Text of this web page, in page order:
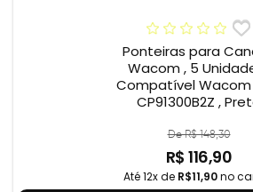
Ponteiras para
Wacom , 5
Compatível Wacom
CP91300B2Z ,
De R$ 148,30
R$ 116,90
Até 12x de R$11,90no